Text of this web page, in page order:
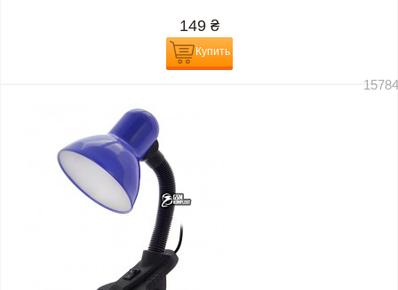
149 ₴
Купить